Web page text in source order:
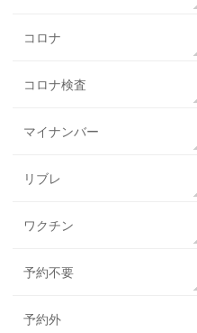
コロナ
コロナ検査
マイナンバー
リブレ
ワクチン
予約不要
予約外